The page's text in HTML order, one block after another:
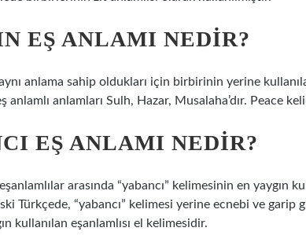
EŞ ANLAMI NEDIR?
aynı anlama sahip oldukları için birbirinin yerine
anlamlı anlamları Sulh, Hazar, Musalaha’dır. Peace
EŞ ANLAMI NEDIR?
arasında “yabancı” kelimesinin en yaygın
Türkçede, “yabancı” kelimesi yerine ecnebi ve garip
kullanılan eşanlamlısı el kelimesidir.